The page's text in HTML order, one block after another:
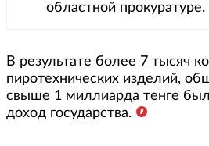
областной прокуратуре.
В результате более 7 тысяч
пиротехнических изделий,
свыше 1 миллиарда тенге
доход государства.